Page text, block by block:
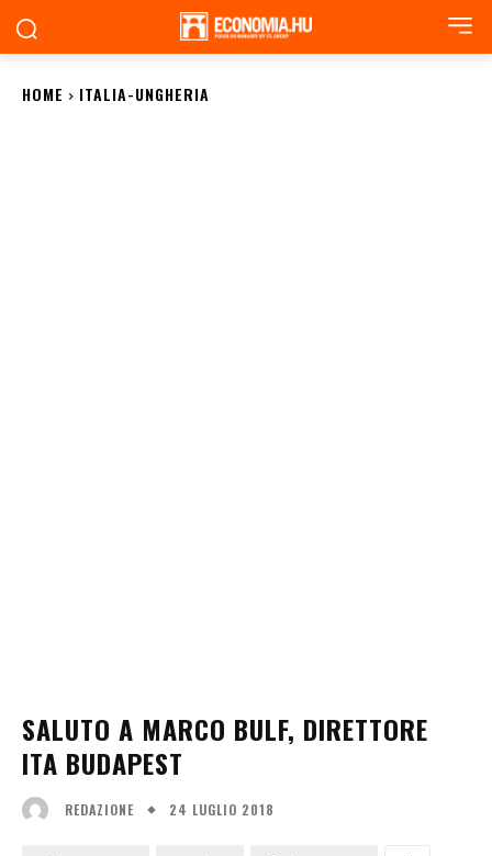
HOME ITALIA-UNGHERIA
SALUTO A MARCO BULF, DIRETTORE
ITA BUDAPEST
REDAZIONE 24 LUGLIO 2018